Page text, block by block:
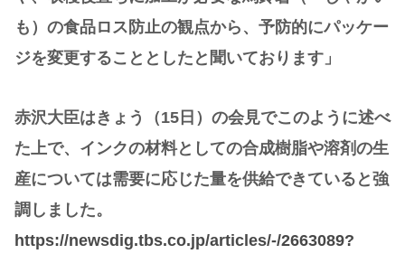
も）の食品ロス防止の観点から、予防的にパッケー
ジを変更することとしたと聞いております」
赤沢大臣はきょう（15日）の会見でこのように述べ
た上で、インクの材料としての合成樹脂や溶剤の生
産については需要に応じた量を供給できていると強
調しました。
https://newsdig.tbs.co.jp/articles/-/2663089?